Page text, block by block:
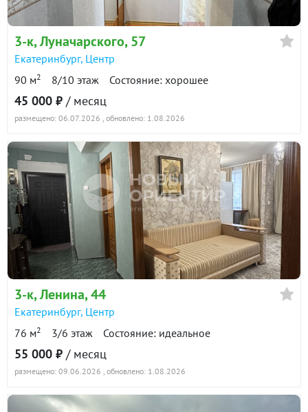
3-к, Луначарского, 57
Екатеринбург, Центр
90 м2 8/10 этаж Состояние: хорошее
45 000 ₽ / месяц
размещено: 06.07.2026 , обновлено: 1.08.2026
3-к, Ленина, 44
Екатеринбург, Центр
76 м2 3/6 этаж Состояние: идеальное
55 000 ₽ / месяц
размещено: 09.06.2026 , обновлено: 1.08.2026